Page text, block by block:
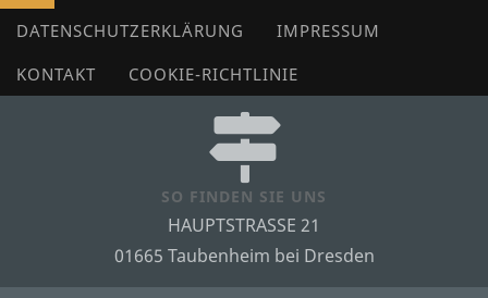
DATENSCHUTZERKLÄRUNG
IMPRESSUM
KONTAKT
COOKIE-RICHTLINIE
SO FINDEN SIE UNS
HAUPTSTRASSE 21
01665 Taubenheim bei Dresden